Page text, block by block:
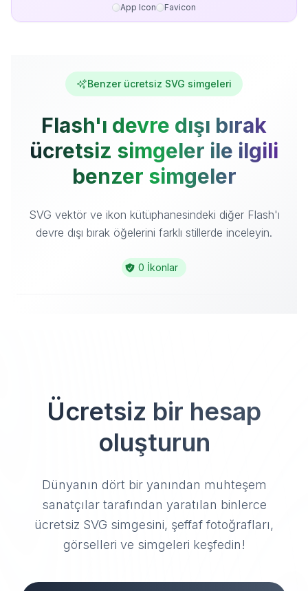
App Icon Favicon
Benzer ücretsiz SVG simgeleri
Flash'ı devre dışı bırak
ücretsiz simgeler ile ilgili
benzer simgeler
SVG vektör ve ikon kütüphanesindeki diğer Flash'ı
devre dışı bırak öğelerini farklı stillerde inceleyin.
0 İkonlar
Ücretsiz bir hesap
oluşturun
Dünyanın dört bir yanından muhteşem
sanatçılar tarafından yaratılan binlerce
ücretsiz SVG simgesini, şeffaf fotoğrafları,
görselleri ve simgeleri keşfedin!